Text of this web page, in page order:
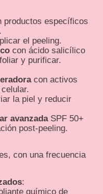
productos específicos
el peeling.
con ácido salicílico
y purificar.
con activos
la piel y reducir
avanzadaSPF 50+
post-peeling.
con una frecuencia
:
químico de